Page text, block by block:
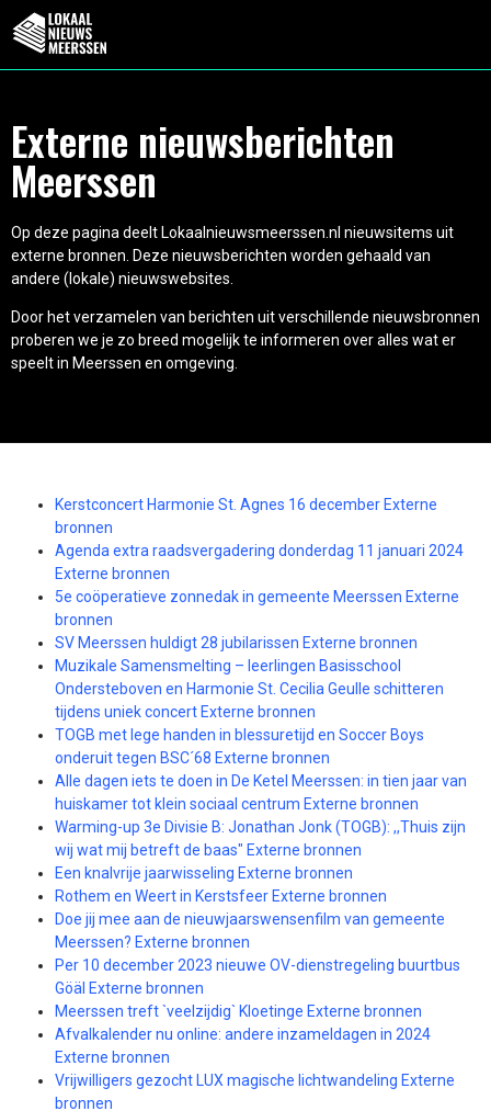
Externe nieuwsberichten
Meerssen
Op deze pagina deelt Lokaalnieuwsmeerssen.nl nieuwsitems uit
externe bronnen. Deze nieuwsberichten worden gehaald van
andere (lokale) nieuwswebsites.
Door het verzamelen van berichten uit verschillende nieuwsbronnen
proberen we je zo breed mogelijk te informeren over alles wat er
speelt in Meerssen en omgeving.
Kerstconcert Harmonie St. Agnes 16 december Externe
bronnen
Agenda extra raadsvergadering donderdag 11 januari 2024
Externe bronnen
5e coöperatieve zonnedak in gemeente Meerssen Externe
bronnen
SV Meerssen huldigt 28 jubilarissen Externe bronnen
Muzikale Samensmelting – leerlingen Basisschool
Ondersteboven en Harmonie St. Cecilia Geulle schitteren
tijdens uniek concert Externe bronnen
TOGB met lege handen in blessuretijd en Soccer Boys
onderuit tegen BSC´68 Externe bronnen
Alle dagen iets te doen in De Ketel Meerssen: in tien jaar van
huiskamer tot klein sociaal centrum Externe bronnen
Warming-up 3e Divisie B: Jonathan Jonk (TOGB): ,,Thuis zijn
wij wat mij betreft de baas" Externe bronnen
Een knalvrije jaarwisseling Externe bronnen
Rothem en Weert in Kerstsfeer Externe bronnen
Doe jij mee aan de nieuwjaarswensenfilm van gemeente
Meerssen? Externe bronnen
Per 10 december 2023 nieuwe OV-dienstregeling buurtbus
Göäl Externe bronnen
Meerssen treft `veelzijdig` Kloetinge Externe bronnen
Afvalkalender nu online: andere inzameldagen in 2024
Externe bronnen
Vrijwilligers gezocht LUX magische lichtwandeling Externe
bronnen